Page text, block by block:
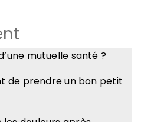
mutuelle santé ?
de prendre un bon petit